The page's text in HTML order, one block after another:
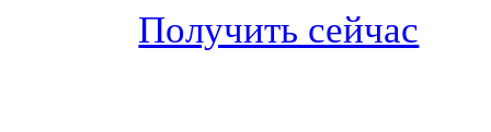
Получить сейчас